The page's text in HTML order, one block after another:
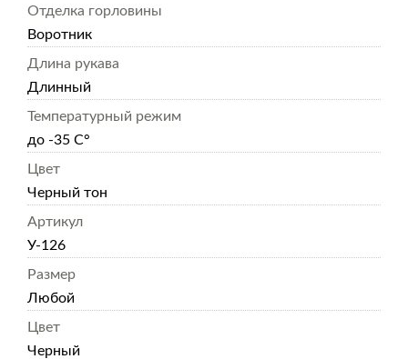
Отделка горловины
Воротник
Длина рукава
Длинный
Температурный режим
до -35 С°
Цвет
Черный тон
Артикул
У-126
Размер
Любой
Цвет
Черный